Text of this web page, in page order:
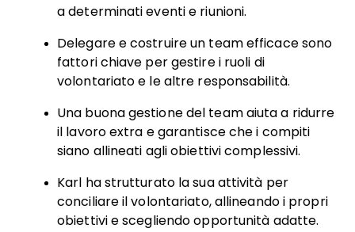
a determinati eventi e riunioni.
Delegare e costruire un team efficace sono
fattori chiave per gestire i ruoli di
volontariato e le altre responsabilità.
Una buona gestione del team aiuta a ridurre
il lavoro extra e garantisce che i compiti
siano allineati agli obiettivi complessivi.
Karl ha strutturato la sua attività per
conciliare il volontariato, allineando i propri
obiettivi e scegliendo opportunità adatte.